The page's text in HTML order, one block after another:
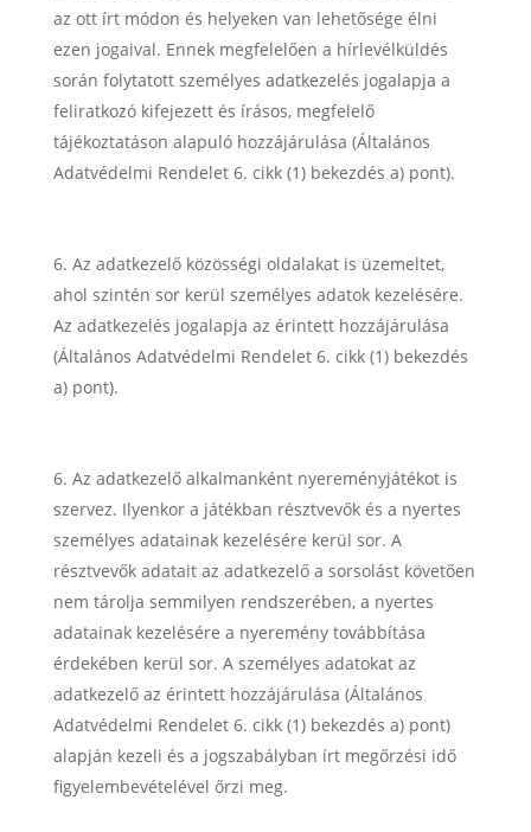
az ott írt módon és helyeken van lehetősége élni
ezen jogaival. Ennek megfelelően a hírlevélküldés
során folytatott személyes adatkezelés jogalapja a
feliratkozó kifejezett és írásos, megfelelő
tájékoztatáson alapuló hozzájárulása (Általános
Adatvédelmi Rendelet 6. cikk (1) bekezdés a) pont).
Az adatkezelő közösségi oldalakat is üzemeltet,
ahol szintén sor kerül személyes adatok kezelésére.
Az adatkezelés jogalapja az érintett hozzájárulása
(Általános Adatvédelmi Rendelet 6. cikk (1) bekezdés
a) pont).
Az adatkezelő alkalmanként nyereményjátékot is
szervez. Ilyenkor a játékban résztvevők és a nyertes
személyes adatainak kezelésére kerül sor. A
résztvevők adatait az adatkezelő a sorsolást követően
nem tárolja semmilyen rendszerében, a nyertes
adatainak kezelésére a nyeremény továbbítása
érdekében kerül sor. A személyes adatokat az
adatkezelő az érintett hozzájárulása (Általános
Adatvédelmi Rendelet 6. cikk (1) bekezdés a) pont)
alapján kezeli és a jogszabályban írt megőrzési idő
figyelembevételével őrzi meg.